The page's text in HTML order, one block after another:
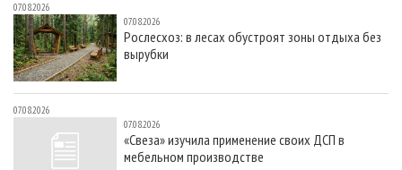
07.08.2026
07.08.2026
Рослесхоз: в лесах обустроят зоны отдыха без
вырубки
07.08.2026
07.08.2026
«Свеза» изучила применение своих ДСП в
мебельном производстве